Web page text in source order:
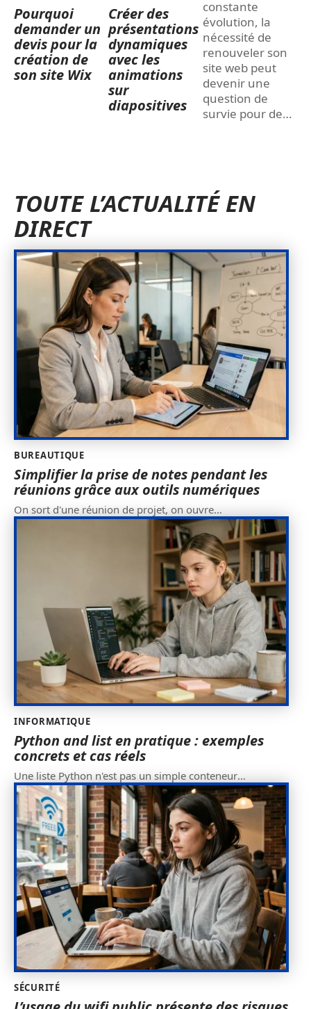
Pourquoi
demander un
devis pour la
création de
son site Wix
Créer des
présentations
dynamiques
avec les
animations
sur
diapositives
constante
évolution, la
nécessité de
renouveler son
site web peut
devenir une
question de
survie pour de…
TOUTE L’ACTUALITÉ EN
DIRECT
BUREAUTIQUE
Simplifier la prise de notes pendant les
réunions grâce aux outils numériques
On sort d'une réunion de projet, on ouvre…
INFORMATIQUE
Python and list en pratique : exemples
concrets et cas réels
Une liste Python n'est pas un simple conteneur…
SÉCURITÉ